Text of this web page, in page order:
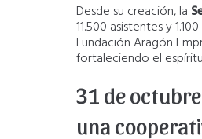
Desde su creación, la
11.500 asistentes y
Fundación Aragón
fortaleciendo el
31 de
una